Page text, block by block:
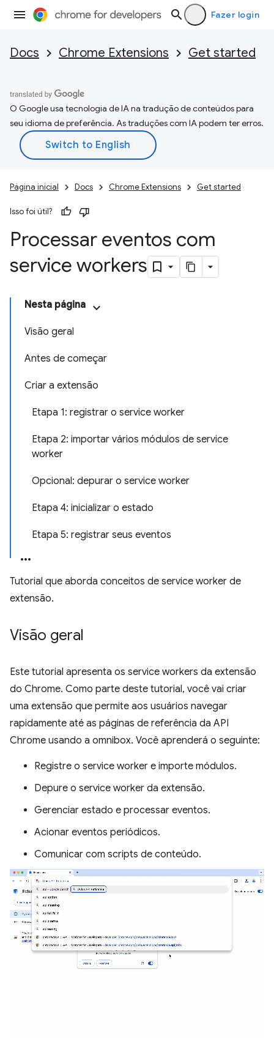
Fazer login
Docs Chrome Extensions Get started
O Google usa tecnologia de IA na tradução de conteúdos para
seu idioma de preferência. As traduções com IA podem ter erros.
Página inicial Docs Chrome Extensions Get started
Isso foi útil?
Processar eventos com
service workers
Nesta página
Visão geral
Antes de começar
Criar a extensão
Etapa 1: registrar o service worker
Etapa 2: importar vários módulos de service
worker
Opcional: depurar o service worker
Etapa 4: inicializar o estado
Etapa 5: registrar seus eventos
Tutorial que aborda conceitos de service worker de
extensão.
Visão geral
Este tutorial apresenta os service workers da extensão
do Chrome. Como parte deste tutorial, você vai criar
uma extensão que permite aos usuários navegar
rapidamente até as páginas de referência da API
Chrome usando a omnibox. Você aprenderá o seguinte:
Registre o service worker e importe módulos.
Depure o service worker da extensão.
Gerenciar estado e processar eventos.
Acionar eventos periódicos.
Comunicar com scripts de conteúdo.